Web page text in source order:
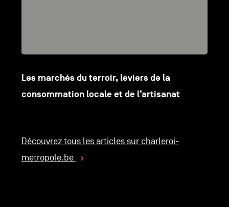
Les marchés du terroir, leviers de la
consommation locale et de l’artisanat
Découvrez tous les articles sur charleroi-
metropole.be